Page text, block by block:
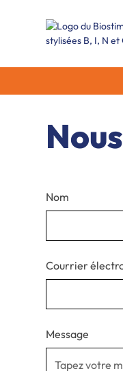
Nom
Courrier
Message